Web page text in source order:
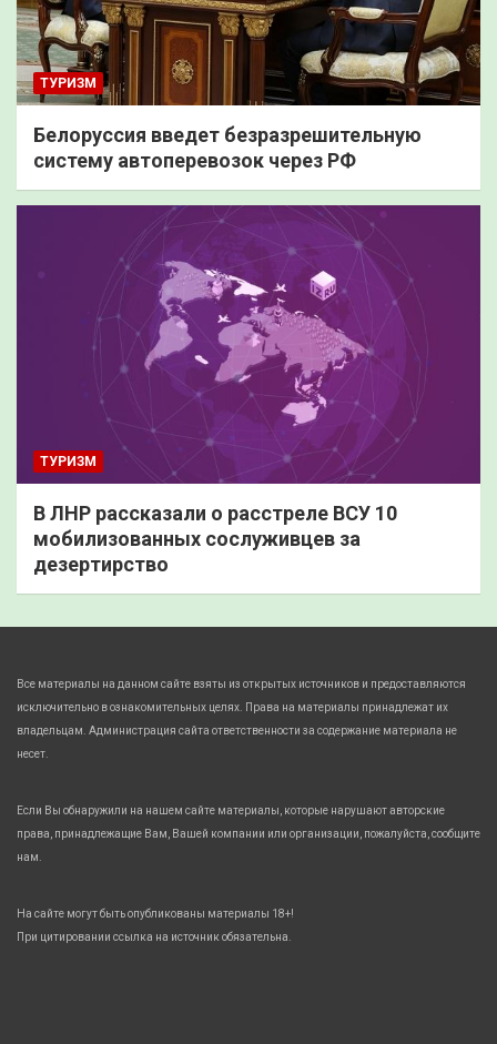
ТУРИЗМ
Белоруссия введет безразрешительную
систему автоперевозок через РФ
ТУРИЗМ
В ЛНР рассказали о расстреле ВСУ 10
мобилизованных сослуживцев за
дезертирство
Все материалы на данном сайте взяты из открытых источников и предоставляются
исключительно в ознакомительных целях. Права на материалы принадлежат их
владельцам. Администрация сайта ответственности за содержание материала не
несет.
Если Вы обнаружили на нашем сайте материалы, которые нарушают авторские
права, принадлежащие Вам, Вашей компании или организации, пожалуйста, сообщите
нам.
На сайте могут быть опубликованы материалы 18+!
При цитировании ссылка на источник обязательна.